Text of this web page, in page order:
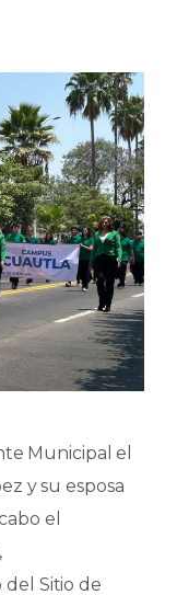
Municipal el
y su esposa
el
Sitio de